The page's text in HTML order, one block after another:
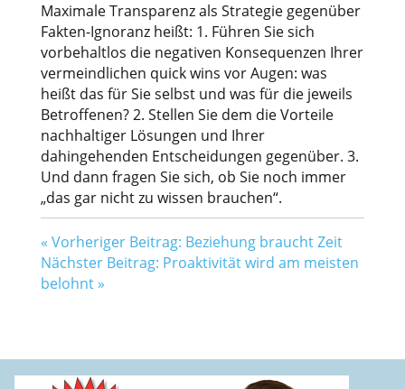
Maximale Transparenz als Strategie gegenüber
Fakten-Ignoranz heißt: 1. Führen Sie sich
vorbehaltlos die negativen Konsequenzen Ihrer
vermeindlichen quick wins vor Augen: was
heißt das für Sie selbst und was für die jeweils
Betroffenen? 2. Stellen Sie dem die Vorteile
nachhaltiger Lösungen und Ihrer
dahingehenden Entscheidungen gegenüber. 3.
Und dann fragen Sie sich, ob Sie noch immer
„das gar nicht zu wissen brauchen“.
« Vorheriger Beitrag: Beziehung braucht Zeit
Nächster Beitrag: Proaktivität wird am meisten
belohnt »